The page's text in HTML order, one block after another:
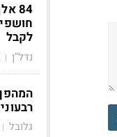
84
לקבל
נדל"ן |
גלובל |